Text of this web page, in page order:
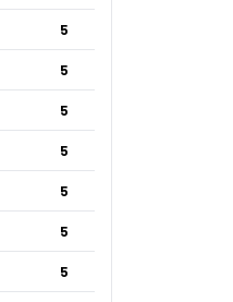
5
5
5
5
5
5
5